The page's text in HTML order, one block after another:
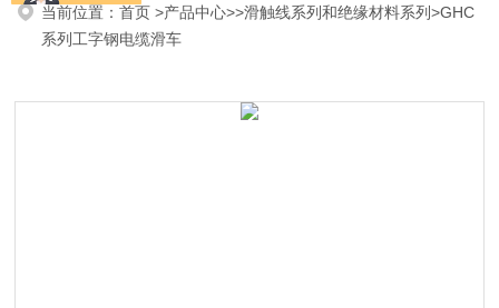
当前位置：首页>产品中心>>滑触线系列和绝缘材料系列>GHC
系列工字钢电缆滑车